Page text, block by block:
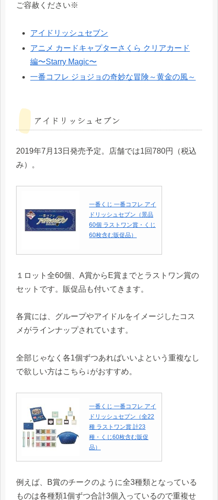
ご容赦ください※
アイドリッシュセブン
アニメ カードキャプターさくら クリアカード
編〜Starry Magic〜
一番コフレ ジョジョの奇妙な冒険～黄金の風～
アイドリッシュセブン
2019年7月13日発売予定。店舗では1回780円（税込
み）。
一番くじ 一番コフレ アイ
ドリッシュセブン（景品
60個 ラストワン賞・くじ
60枚含む販促品）
１ロット全60個、A賞からE賞までとラストワン賞の
セットです。販促品も付いてきます。
各賞には、グループやアイドルをイメージしたコス
メがラインナップされています。
全部じゃなく各1個ずつあればいいよという重複なし
で欲しい方はこちら↓がおすすめ。
一番くじ 一番コフレ アイ
ドリッシュセブン（全22
種 ラストワン賞 計23
種・くじ60枚含む販促
品）
例えば、B賞のチークのように全3種類となっている
ものは各種類1個ずつ合計3個入っているので重複せ